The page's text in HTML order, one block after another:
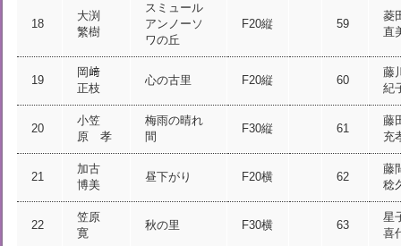
18
大渕
繁樹
スミュール
アンノーソ
ワの丘
F20縦 59
直
19
岡﨑
正枝
心の古里 F20縦 60
紀
20
小笠
原 孝
梅雨の晴れ
間
F30縦 61
充
21
加古
博美
昼下がり F20横 62
稔
22
笠原
寛
秋の里 F30横 63
喜